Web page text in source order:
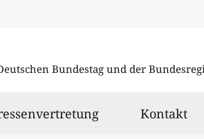
Bundestag und der
Kontakt